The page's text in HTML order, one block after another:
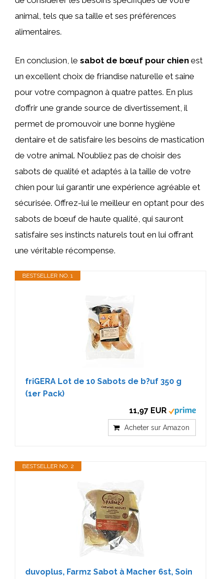
animal, tels que sa taille et ses préférences
alimentaires.
En conclusion, le sabot de bœuf pour chien est
un excellent choix de friandise naturelle et saine
pour votre compagnon à quatre pattes. En plus
d’offrir une grande source de divertissement, il
permet de promouvoir une bonne hygiène
dentaire et de satisfaire les besoins de mastication
de votre animal. N’oubliez pas de choisir des
sabots de qualité et adaptés à la taille de votre
chien pour lui garantir une expérience agréable et
sécurisée. Offrez-lui le meilleur en optant pour des
sabots de bœuf de haute qualité, qui sauront
satisfaire ses instincts naturels tout en lui offrant
une véritable récompense.
BESTSELLER NO. 1
friGERA Lot de 10 Sabots de b?uf 350 g
(1er Pack)
11,97 EUR
Acheter sur Amazon
BESTSELLER NO. 2
duvoplus, Farmz Sabot à Macher 6st, Soin